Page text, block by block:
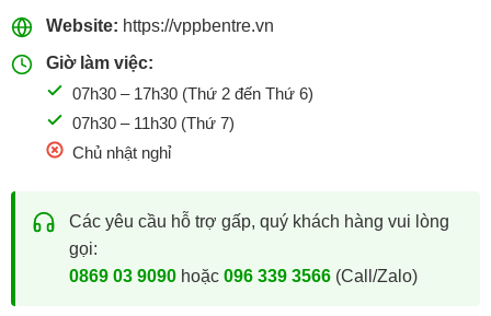
Website: https://vppbentre.vn
Giờ làm việc:
07h30 – 17h30 (Thứ 2 đến Thứ 6)
07h30 – 11h30 (Thứ 7)
Chủ nhật nghỉ
Các yêu cầu hỗ trợ gấp, quý khách hàng vui lòng
gọi:
0869 03 9090hoặc 096 339 3566(Call/Zalo)